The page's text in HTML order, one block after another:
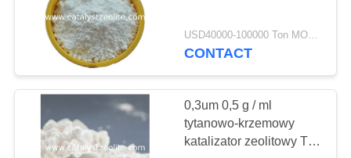
NAS
WYCIECZKA
FABRYCE
USD40000-100000 Ton MOQ:1 KG
CONTACT
0,3um 0,5 g / ml
tytanowo-krzemowy
katalizator zeolitowy TS-